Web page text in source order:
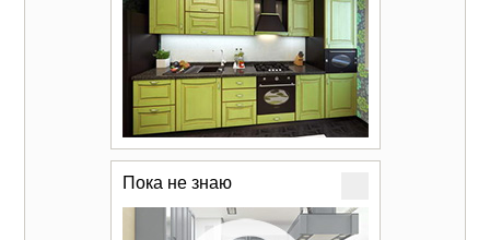
Пока не знаю